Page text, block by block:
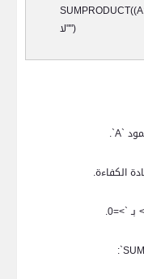
"لا")
`
A
`.
الكفاءة.
`: